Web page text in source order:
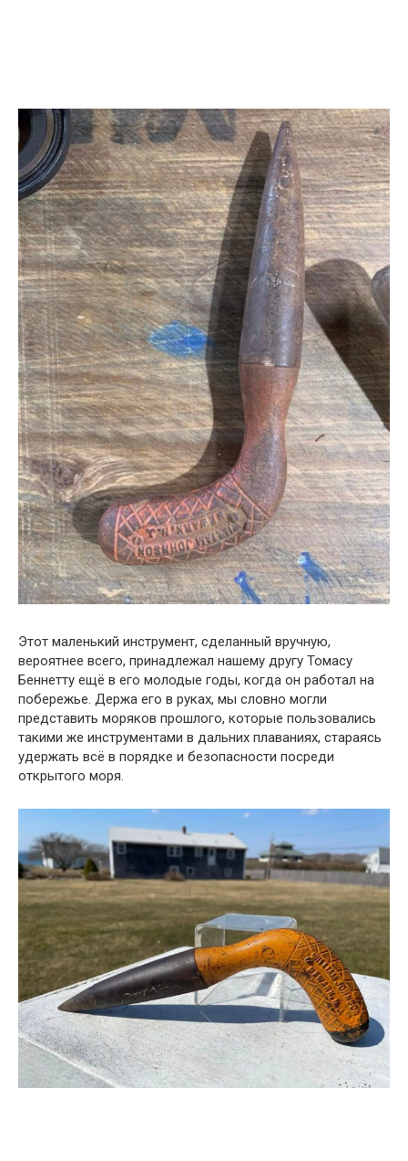
Этот маленький инструмент, сделанный вручную,
вероятнее всего, принадлежал нашему другу Томасу
Беннетту ещё в его молодые годы, когда он работал на
побережье. Держа его в руках, мы словно могли
представить моряков прошлого, которые пользовались
такими же инструментами в дальних плаваниях, стараясь
удержать всё в порядке и безопасности посреди
открытого моря.